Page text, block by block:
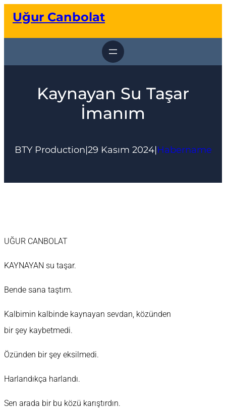
geçUğur Canbolat
Kaynayan Su Taşar
İmanım
BTY Production|29 Kasım 2024|Habername
UĞUR CANBOLAT
KAYNAYAN su taşar.
Bende sana taştım.
Kalbimin kalbinde kaynayan sevdan, közünden
bir şey kaybetmedi.
Özünden bir şey eksilmedi.
Harlandıkça harlandı.
Sen arada bir bu közü karıştırdın.